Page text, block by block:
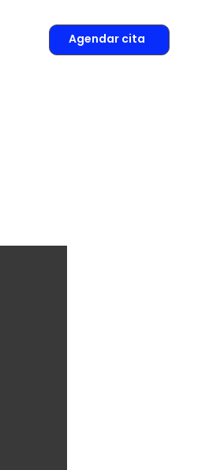
Agendar cita